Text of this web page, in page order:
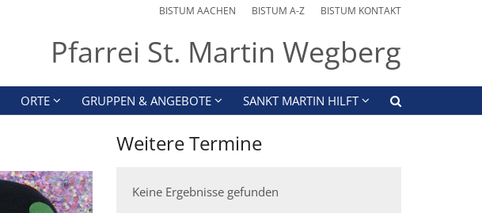
BISTUM AACHEN BISTUM A-Z BISTUM KONTAKT
Pfarrei St. Martin Wegberg
ORTE GRUPPEN & ANGEBOTE SANKT MARTIN HILFT
Weitere Termine
Keine Ergebnisse gefunden